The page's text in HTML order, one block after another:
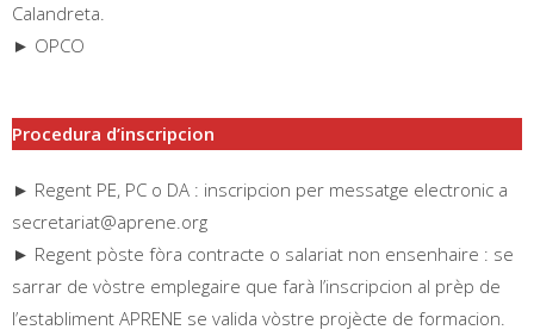
Calandreta.
► OPCO
Procedura d’inscripcion
► Regent PE, PC o DA : inscripcion per messatge electronic a
secretariat@aprene.org
► Regent pòste fòra contracte o salariat non ensenhaire : se
sarrar de vòstre emplegaire que farà l’inscripcion al prèp de
l’establiment APRENE se valida vòstre projècte de formacion.